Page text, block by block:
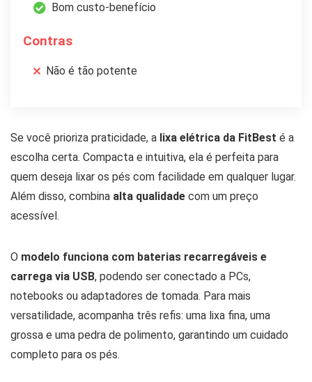
Bom custo-benefício
Contras
Não é tão potente
Se você prioriza praticidade, a lixa elétrica da FitBest é a
escolha certa. Compacta e intuitiva, ela é perfeita para
quem deseja lixar os pés com facilidade em qualquer lugar.
Além disso, combina alta qualidade com um preço
acessível.
O modelo funciona com baterias recarregáveis e
carrega via USB, podendo ser conectado a PCs,
notebooks ou adaptadores de tomada. Para mais
versatilidade, acompanha três refis: uma lixa fina, uma
grossa e uma pedra de polimento, garantindo um cuidado
completo para os pés.